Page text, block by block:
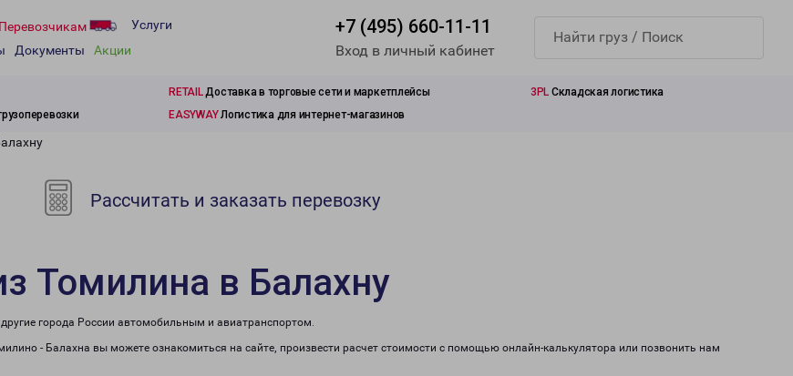
Перевозчикам
Услуги
Документы Акции
+7 (495) 660-11-11
Вход в личный кабинет
RETAILДоставка в торговые сети и маркетплейсы 3PL Складская логистика
EASYWAYЛогистика для интернет-магазинов
Рассчитать и заказать перевозку
Томилина в Балахну
города России автомобильным и авиатранспортом.
- Балахна вы можете ознакомиться на сайте, произвести расчет стоимости с помощью онлайн-калькулятора или позвонить нам